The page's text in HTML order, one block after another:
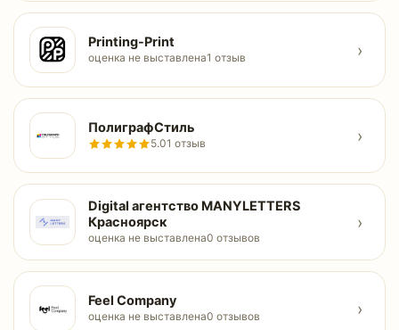
Printing-Print
оценка не выставлена1 отзыв ›
ПолиграфСтиль
5.01 отзыв ›
Digital агентство MANYLETTERS
Красноярск
оценка не выставлена0 отзывов
›
Feel Company
оценка не выставлена0 отзывов ›